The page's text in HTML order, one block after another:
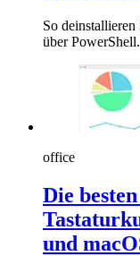
So
über PowerShell.
office
Die
und